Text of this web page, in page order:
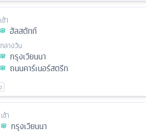
เช้า
ฮัลสตัทท์
กลางวัน
กรุงเวียนนา
ถนนคาร์เนอร์สตรีท
เช้า
กรุงเวียนนา